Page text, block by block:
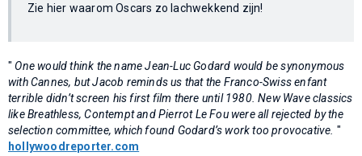
Zie hier waarom Oscars zo lachwekkend zijn!
"One would think the name Jean-Luc Godard would be synonymous
with Cannes, but Jacob reminds us that the Franco-Swiss enfant
terrible didn’t screen his first film there until 1980. New Wave classics
like Breathless, Contempt and Pierrot Le Fou were all rejected by the
selection committee, which found Godard’s work too provocative. "
hollywoodreporter.com